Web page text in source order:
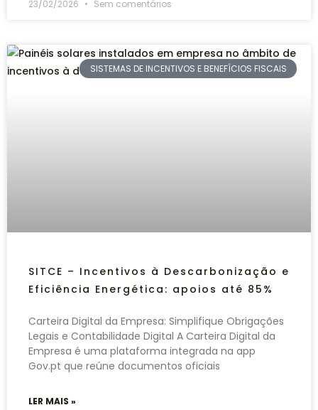
23/02/2026 Sem comentários
SISTEMAS DE INCENTIVOS E BENEFÍCIOS FISCAIS
SITCE – Incentivos à Descarbonização e
Eficiência Energética: apoios até 85%
Carteira Digital da Empresa: Simplifique Obrigações
Legais e Contabilidade Digital A Carteira Digital da
Empresa é uma plataforma integrada na app
Gov.pt que reúne documentos oficiais
LER MAIS »